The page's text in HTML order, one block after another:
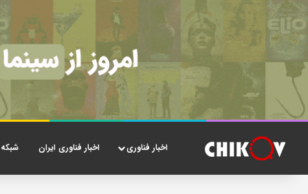
اخبار فناوری اخبار فناوری ایران